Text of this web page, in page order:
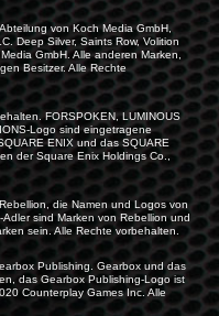
von Koch Media GmbH,
Deep Silver, Saints Row, Volition
GmbH. Alle anderen Marken,
Besitzer. Alle Rechte
FORSPOKEN, LUMINOUS
Logo sind eingetragene
ENIX und das SQUARE
der Square Enix Holdings Co.,
die Namen und Logos von
sind Marken von Rebellion und
sein. Alle Rechte vorbehalten.
Publishing. Gearbox und das
das Gearbox Publishing-Logo ist
Counterplay Games Inc. Alle